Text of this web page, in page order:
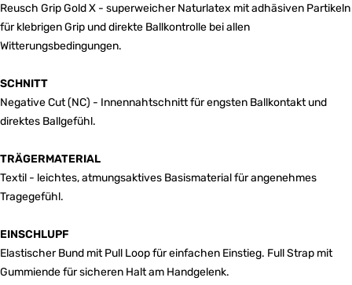
Reusch Grip Gold X - superweicher Naturlatex mit adhäsiven Partikeln
für klebrigen Grip und direkte Ballkontrolle bei allen
Witterungsbedingungen.
SCHNITT
Negative Cut (NC) - Innennahtschnitt für engsten Ballkontakt und
direktes Ballgefühl.
TRÄGERMATERIAL
Textil - leichtes, atmungsaktives Basismaterial für angenehmes
Tragegefühl.
EINSCHLUPF
Elastischer Bund mit Pull Loop für einfachen Einstieg. Full Strap mit
Gummiende für sicheren Halt am Handgelenk.